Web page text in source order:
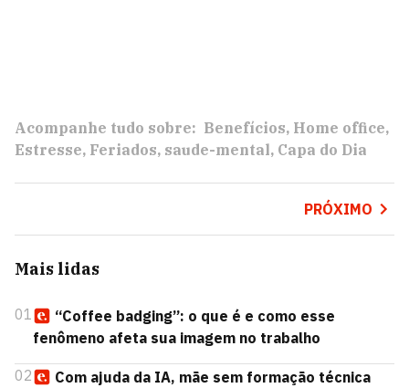
Acompanhe tudo sobre: Benefícios Home office
Estresse Feriados saude-mental Capa do Dia
PRÓXIMO
Mais lidas
01
“Coffee badging”: o que é e como esse
fenômeno afeta sua imagem no trabalho
02
Com ajuda da IA, mãe sem formação técnica